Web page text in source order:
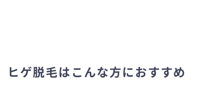
ヒゲ脱毛はこんな方におすすめ